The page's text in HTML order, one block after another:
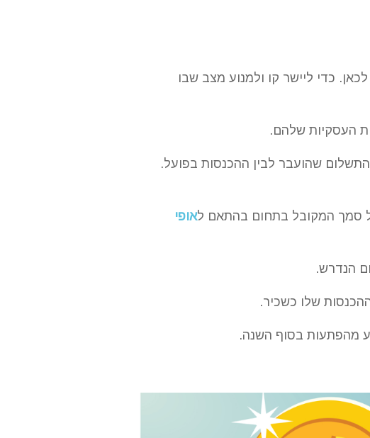
כדי ליישר קו ולמנוע מצב שבו
העסקיות שלהם.
שהועבר לבין ההכנסות בפועל.
סמך המקובל בתחום בהתאם לאופי
הנדרש.
שלו כשכיר.
מהפתעות בסוף השנה.